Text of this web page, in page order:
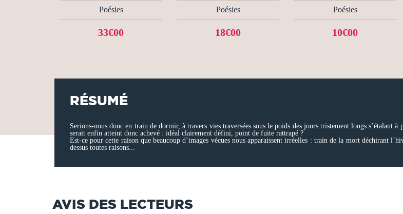
Poésies
33€00
Poésies
18€00
Poésies
10€00
RÉSUMÉ
Serions-nous donc en train de dormir, à travers vies traversées sous le poids des jours tristement longs s’étalant
serait enfin atteint donc achevé : idéal clairement défini, point de fuite rattrapé ?
Est-ce pour cette raison que beaucoup d’images vécues nous apparaissent irréelles : train de la mort déchirant
dessus toutes raisons...
AVIS DES LECTEURS